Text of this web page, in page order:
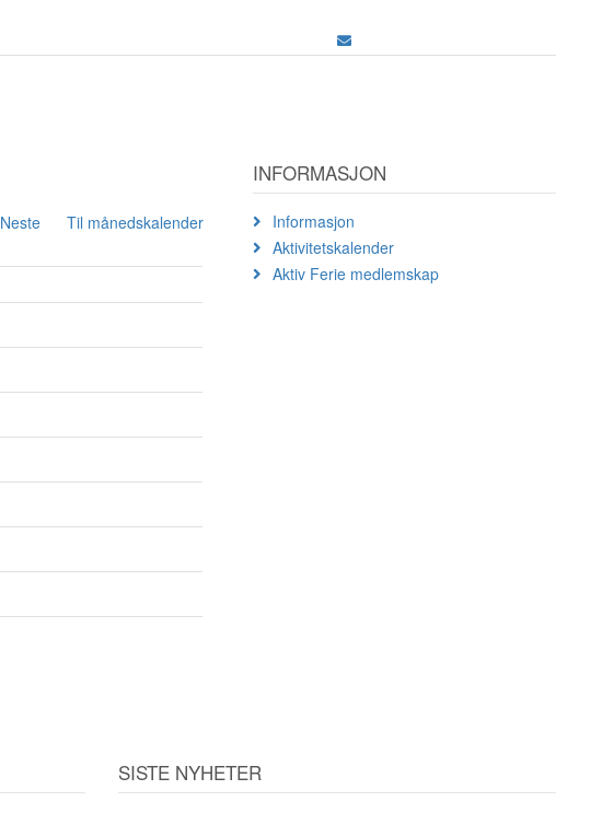
Neste Til månedskalender
INFORMASJON
Informasjon
Aktivitetskalender
Aktiv Ferie medlemskap
SISTE NYHETER